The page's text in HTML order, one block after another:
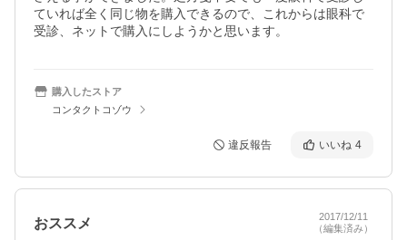
ていれば全く同じ物を購入できるので、これからは眼科で
受診、ネットで購入にしようかと思います。
購入したストア
コンタクトコゾウ
違反報告 いいね 4
おススメ
2017/12/11
（編集済み）